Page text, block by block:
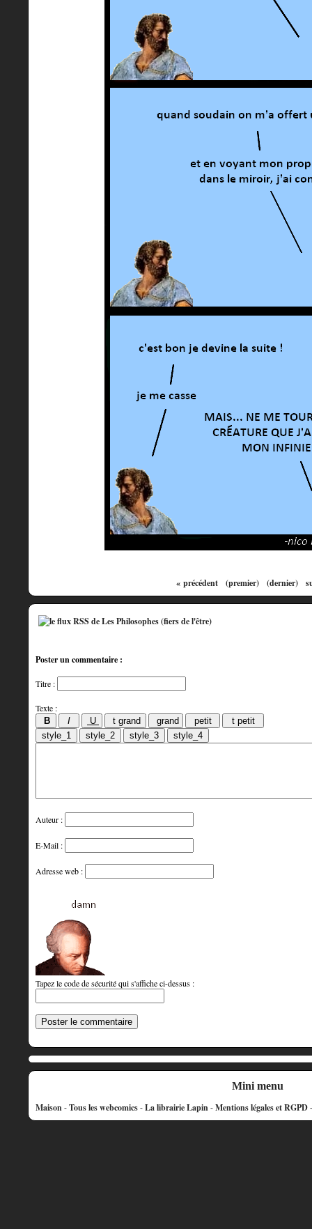
« précédent (premier) (dernier)
Poster un commentaire :
Titre :
Texte :
Auteur :
E-Mail :
Adresse web :
Tapez le code de sécurité qui s'affiche ci-dessus :
Mini menu
Maison-Tous les webcomics-La librairie Lapin-Mentions légales et RGPD